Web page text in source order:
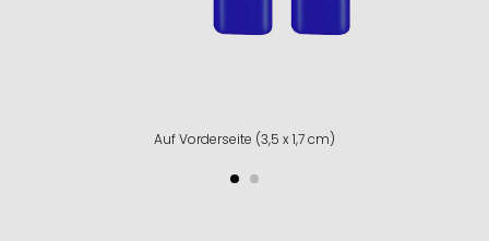
Auf Vorderseite (3,5 x 1,7 cm)